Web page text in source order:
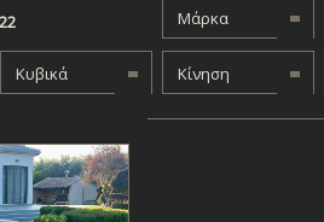
Μάρκα
Κυβικά Κίνηση